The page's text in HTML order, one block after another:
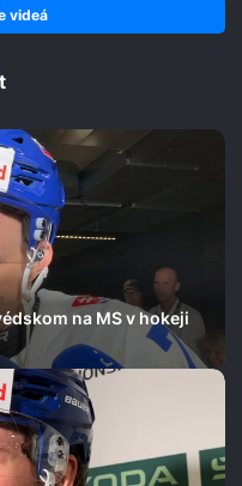
videá
na MS v hokeji